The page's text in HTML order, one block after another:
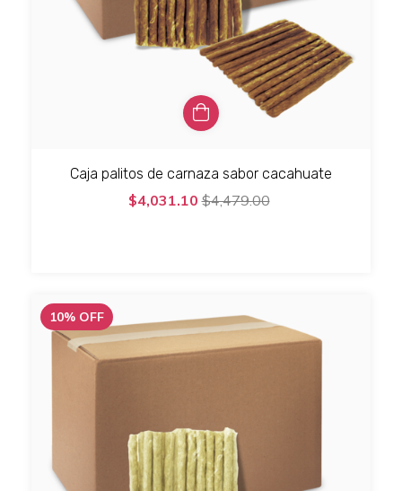
Caja palitos de carnaza sabor cacahuate
$4,031.10$4,479.00
10% OFF